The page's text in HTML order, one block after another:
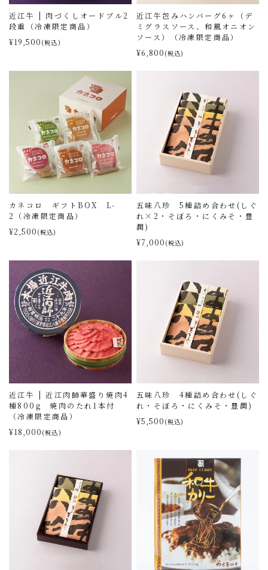
近江牛 | 肉づくしオードブル2
段重（冷凍限定商品）
¥19,500 (税込)
近江牛包みハンバーグ6ヶ（デ
ミグラスソース、和風オニオン
ソース）（冷凍限定商品）
¥6,800 (税込)
カネコロ ギフトBOX L-
2（冷凍限定商品）
¥2,500 (税込)
五味八珍 5種詰め合わせ(しぐ
れ×2・そぼろ・にくみそ・豊
潤)
¥7,000 (税込)
近江牛 | 近江肉師華盛り焼肉4
種800g 焼肉のたれ1本付
（冷凍限定商品）
¥18,000 (税込)
五味八珍 4種詰め合わせ(しぐ
れ・そぼろ・にくみそ・豊潤)
¥5,500 (税込)